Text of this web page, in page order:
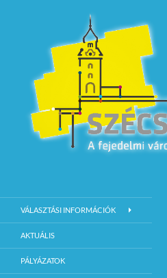
Szécsény Város Hivatalos Weboldala
VÁLASZTÁSI INFORMÁCIÓK
AKTUÁLIS
PÁLYÁZATOK